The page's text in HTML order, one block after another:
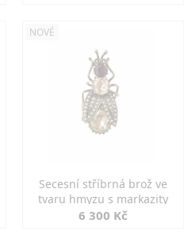
NOVÉ
Secesní stříbrná brož ve
tvaru hmyzu s markazity
6 300 Kč